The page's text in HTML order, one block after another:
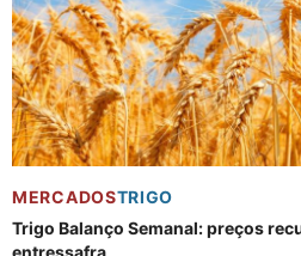
MERCADOSTRIGO
Trigo Balanço Semanal: preços
entressafra